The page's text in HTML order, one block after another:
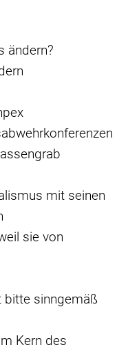
ändern?
mit seinen
sie von
bitte sinngemäß
Kern des